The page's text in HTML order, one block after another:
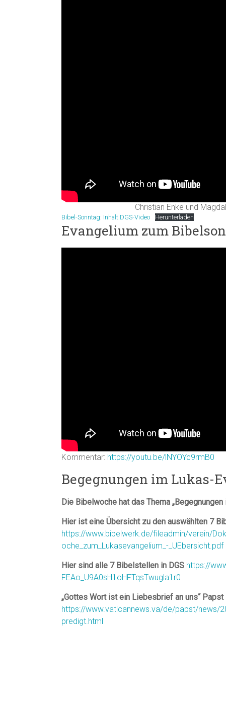
Christian Enke und
Bibel-Sonntag: Inhalt DGS-Video Herunterladen
Evangelium zum
Kommentar: https://youtu.be/lNYOYc9rmB0
Begegnungen im Lukas-
Die Bibelwoche hat das Thema
Hier ist eine Übersicht zu den auswählten 7
https://www.bibelwerk.de/fileadmin/verein/
oche_zum_Lukasevangelium_-_UEbersicht.pdf
Hier sind alle 7 Bibelstellen in DGS https://
FEAo_U9A0sH1oHFTqsTwugla1r0
„Gottes Wort ist ein Liebesbrief an uns“
https://www.vaticannews.va/de/papst/news/
predigt.html